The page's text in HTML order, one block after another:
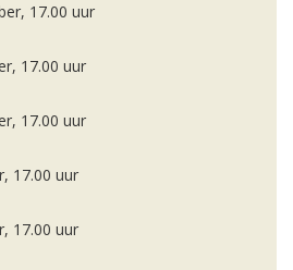
17.00 uur
17.00 uur
17.00 uur
17.00 uur
17.00 uur